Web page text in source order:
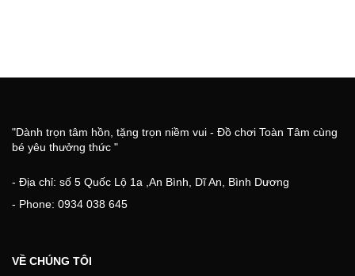
"Dành trọn tâm hồn, tặng trọn niềm vui - Đồ chơi Toàn Tâm cùng
bé yêu thưởng thức "
- Địa chỉ: số 5 Quốc Lộ 1a ,An Bình, Dĩ An, Bình Dương
- Phone: 0934 038 645
VỀ CHÚNG TÔI